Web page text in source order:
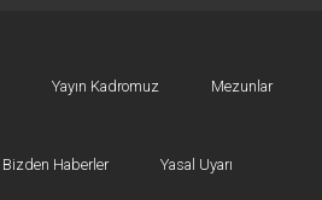
Yayın Kadromuz Mezunlar
Bizden Haberler Yasal Uyarı